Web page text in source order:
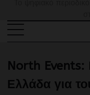
North
Ελλάδα για